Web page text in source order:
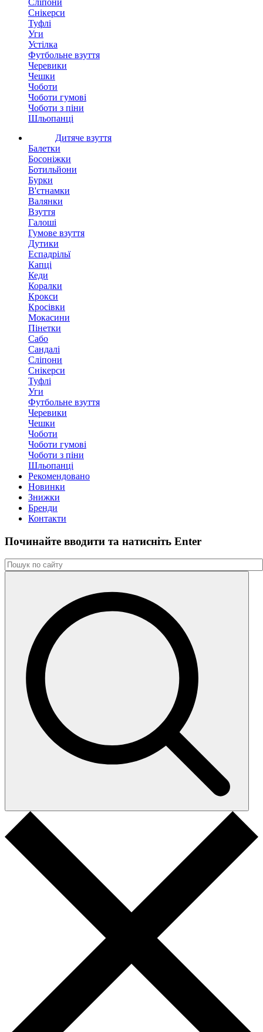
Сліпони
Снікерси
Туфлі
Уги
Устілка
Футбольне взуття
Черевики
Чешки
Чоботи
Чоботи гумові
Чоботи з піни
Шльопанці
Дитяче взуття
Балетки
Босоніжки
Ботильйони
Бурки
В'єтнамки
Валянки
Взуття
Галоші
Гумове взуття
Дутики
Еспадрільї
Капці
Кеди
Коралки
Крокси
Кросівки
Мокасини
Пінетки
Сабо
Сандалі
Сліпони
Снікерси
Туфлі
Уги
Футбольне взуття
Черевики
Чешки
Чоботи
Чоботи гумові
Чоботи з піни
Шльопанці
Рекомендовано
Новинки
Знижки
Бренди
Контакти
Починайте вводити та натиснiть Enter